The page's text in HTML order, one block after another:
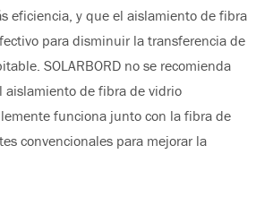
eficiencia, y que el aislamiento de fibra
para disminuir la transferencia de
SOLARBORD no se recomienda
aislamiento de fibra de vidrio
funciona junto con la fibra de
convencionales para mejorar la